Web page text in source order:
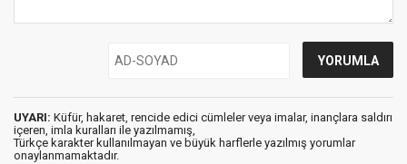
UYARI: Küfür, hakaret, rencide edici cümleler veya imalar, inançlara saldırı
içeren, imla kuralları ile yazılmamış,
Türkçe karakter kullanılmayan ve büyük harflerle yazılmış yorumlar
onaylanmamaktadır.